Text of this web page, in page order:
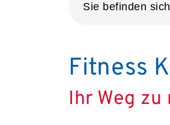
Sie befinden
Fitness
Ihr Weg